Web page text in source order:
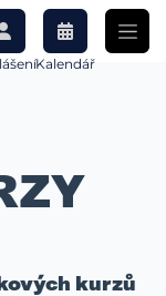
Kalendář
kurzů